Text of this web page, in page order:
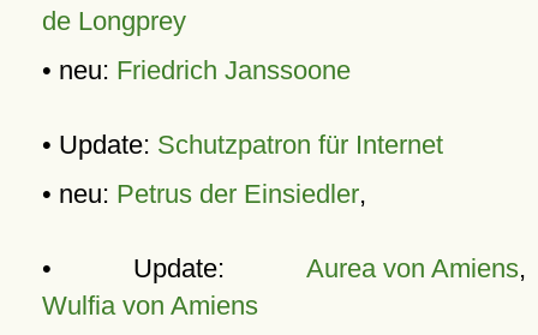
de Longprey
• neu: Friedrich Janssoone
• Update: Schutzpatron für Internet
• neu: Petrus der Einsiedler,
• Update: Aurea von Amiens,
Wulfia von Amiens